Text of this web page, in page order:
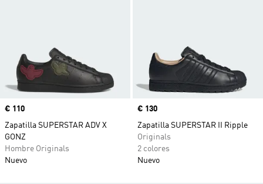
Precio
€ 110
Zapatilla SUPERSTAR ADV X
GONZ
Hombre Originals
Nuevo
Precio
€ 130
Zapatilla SUPERSTAR II Ripple
Originals
2 colores
Nuevo